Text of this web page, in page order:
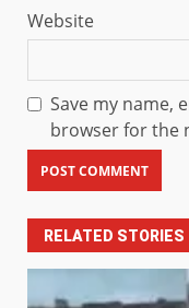
Website
Save my name,
browser for the
RELATED STORIES